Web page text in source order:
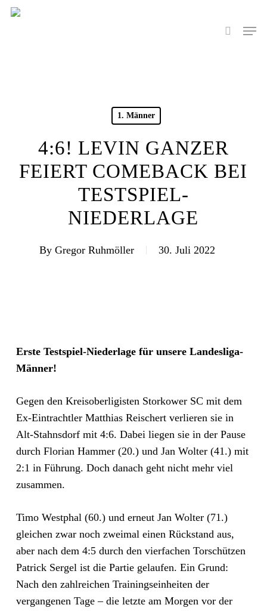
Skip
search
Menu
1. Männer
4:6! LEVIN GANZER
FEIERT COMEBACK BEI
TESTSPIEL-
NIEDERLAGE
By Gregor Ruhmöller 30. Juli 2022
Erste Testspiel-Niederlage für unsere Landesliga-
Männer!
Gegen den Kreisoberligisten Storkower SC mit dem
Ex-Eintrachtler Matthias Reischert verlieren sie in
Alt-Stahnsdorf mit 4:6. Dabei liegen sie in der Pause
durch Florian Hammer (20.) und Jan Wolter (41.) mit
2:1 in Führung. Doch danach geht nicht mehr viel
zusammen.
Timo Westphal (60.) und erneut Jan Wolter (71.)
gleichen zwar noch zweimal einen Rückstand aus,
aber nach dem 4:5 durch den vierfachen Torschützen
Patrick Sergel ist die Partie gelaufen. Ein Grund:
Nach den zahlreichen Trainingseinheiten der
vergangenen Tage – die letzte am Morgen vor der